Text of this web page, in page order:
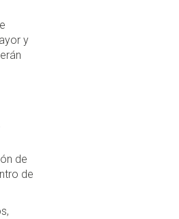
y
de
de